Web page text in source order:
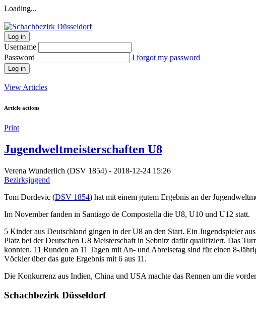
Loading...
Log in
Username
Password
I forgot my password
Log in
View Articles
Article actions
Print
Jugendweltmeisterschaften U8
Verena Wunderlich (DSV 1854) - 2018-12-24 15:26
Bezirksjugend
Tom Dordevic (DSV 1854) hat mit einem gutem Ergebnis an der
Im November fanden in Santiago de Compostella die U8, U10 und U12 statt.
5 Kinder aus Deutschland gingen in der U8 an den Start. Ein Jugendspieler
Platz bei der Deutschen U8 Meisterschaft in Sebnitz dafür qualifiziert. Das
konnten. 11 Runden an 11 Tagen mit An- und Abreisetag sind für einen 8-
Vöckler über das gute Ergebnis mit 6 aus 11.
Die Konkurrenz aus Indien, China und USA machte das Rennen um die
Schachbezirk Düsseldorf